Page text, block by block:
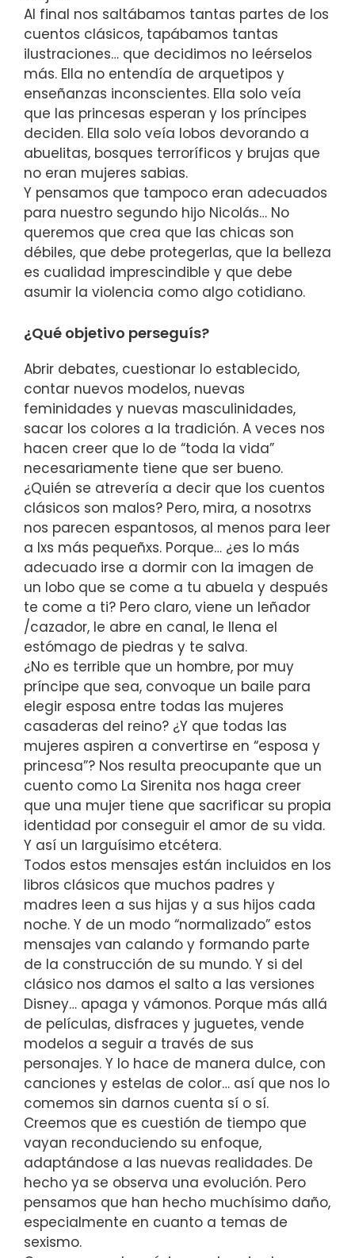
Al final nos saltábamos tantas partes de los
cuentos clásicos, tapábamos tantas
ilustraciones… que decidimos no leérselos
más. Ella no entendía de arquetipos y
enseñanzas inconscientes. Ella solo veía
que las princesas esperan y los príncipes
deciden. Ella solo veía lobos devorando a
abuelitas, bosques terroríficos y brujas que
no eran mujeres sabias.
Y pensamos que tampoco eran adecuados
para nuestro segundo hijo Nicolás… No
queremos que crea que las chicas son
débiles, que debe protegerlas, que la belleza
es cualidad imprescindible y que debe
asumir la violencia como algo cotidiano.
¿Qué objetivo perseguís?
Abrir debates, cuestionar lo establecido,
contar nuevos modelos, nuevas
feminidades y nuevas masculinidades,
sacar los colores a la tradición. A veces nos
hacen creer que lo de “toda la vida”
necesariamente tiene que ser bueno.
¿Quién se atrevería a decir que los cuentos
clásicos son malos? Pero, mira, a nosotrxs
nos parecen espantosos, al menos para leer
a lxs más pequeñxs. Porque… ¿es lo más
adecuado irse a dormir con la imagen de
un lobo que se come a tu abuela y después
te come a ti? Pero claro, viene un leñador
/cazador, le abre en canal, le llena el
estómago de piedras y te salva.
¿No es terrible que un hombre, por muy
príncipe que sea, convoque un baile para
elegir esposa entre todas las mujeres
casaderas del reino? ¿Y que todas las
mujeres aspiren a convertirse en “esposa y
princesa”? Nos resulta preocupante que un
cuento como La Sirenita nos haga creer
que una mujer tiene que sacrificar su propia
identidad por conseguir el amor de su vida.
Y así un larguísimo etcétera.
Todos estos mensajes están incluidos en los
libros clásicos que muchos padres y
madres leen a sus hijas y a sus hijos cada
noche. Y de un modo “normalizado” estos
mensajes van calando y formando parte
de la construcción de su mundo. Y si del
clásico nos damos el salto a las versiones
Disney… apaga y vámonos. Porque más allá
de películas, disfraces y juguetes, vende
modelos a seguir a través de sus
personajes. Y lo hace de manera dulce, con
canciones y estelas de color… así que nos lo
comemos sin darnos cuenta sí o sí.
Creemos que es cuestión de tiempo que
vayan reconduciendo su enfoque,
adaptándose a las nuevas realidades. De
hecho ya se observa una evolución. Pero
pensamos que han hecho muchísimo daño,
especialmente en cuanto a temas de
sexismo.